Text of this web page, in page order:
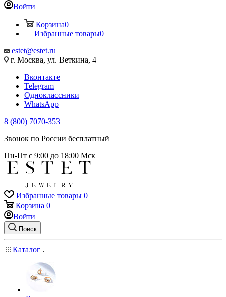
Войти
Корзина0
Избранные товары0
estet@estet.ru
г. Москва, ул. Веткина, 4
Вконтакте
Telegram
Одноклассники
WhatsApp
8 (800) 7070-353
Звонок по России бесплатный
Пн-Пт с 9:00 до 18:00 Мск
Избранные товары 0
Корзина 0
Войти
Поиск
Каталог